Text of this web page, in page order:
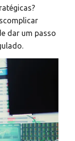
dar um passo